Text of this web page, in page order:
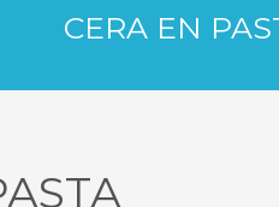
CERA EN